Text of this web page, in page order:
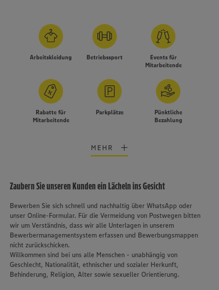
Arbeitskleidung Betriebssport
Events für
Mitarbeitende
Rabatte für
Mitarbeitende
Parkplätze
Pünktliche
Bezahlung
MEHR
Zaubern Sie unseren Kunden ein Lächeln ins Gesicht
Bewerben Sie sich schnell und nachhaltig über WhatsApp oder
unser Online-Formular. Für die Vermeidung von Postwegen bitten
wir um Verständnis, dass wir alle Unterlagen in unserem
Bewerbermanagementsystem erfassen und Bewerbungsmappen
nicht zurückschicken.
Willkommen sind bei uns alle Menschen - unabhängig von
Geschlecht, Nationalität, ethnischer und sozialer Herkunft,
Behinderung, Religion, Alter sowie sexueller Orientierung.